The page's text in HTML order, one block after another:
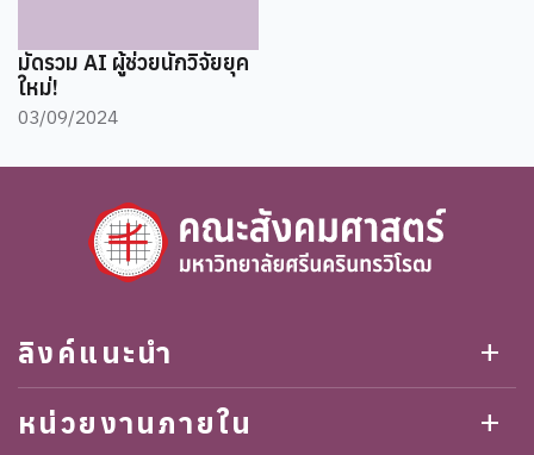
มัดรวม AI ผู้ช่วยนักวิจัยยุค
ใหม่!
03/09/2024
ลิงค์แนะนำ add
หน่วยงานภายใน add